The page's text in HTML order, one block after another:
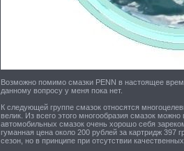
Возможно помимо смазки PENN в настоящее
данному вопросу у меня пока нет.
К следующей группе смазок относятся
велик. Из всего этого многообразия смазок
автомобильных смазок очень хорошо себя
гуманная цена около 200 рублей за картридж 397
сезон, но в принципе при отсутствии